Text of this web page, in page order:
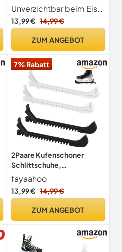
Stück, Hockeyschuhe,
Schlittschuhe,
Kufenschoner, verstellbar,
Eiskunstlaufschuhe (Blau,
Unverzichtbar beim Eishockey Holen Sie sich 2 Paar robuste Schlittschuhschützer aus Kunststoff, ein unverzichtbares Hilfsmittel, um Ihre Kufen zu schützen, wenn Sie nicht auf der Eisfläche sind.
13,99 € 14,99 €
ZUM ANGEBOT
7% Rabatt
2Paare Kufenschoner
Schlittschuhe,
Verstellbarer Kufenschoner
für Eiskunstlauf und
Eishockey Schlittschuhe,
Schlittschuh Schoner,
für Kinder Erwachsene
fayaahoo
13,99 € 14,99 €
ZUM ANGEBOT